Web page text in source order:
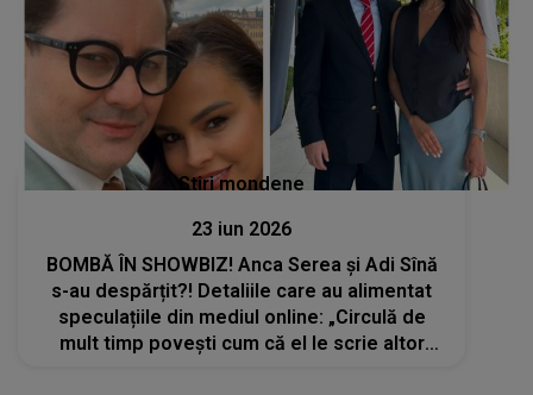
Stiri mondene
23 iun 2026
BOMBĂ ÎN SHOWBIZ! Anca Serea și Adi Sînă
s-au despărțit?! Detaliile care au alimentat
speculațiile din mediul online: „Circulă de
mult timp povești cum că el le scrie altor